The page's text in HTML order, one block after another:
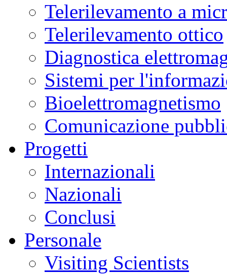
Telerilevamento a
Telerilevamento ottico
Diagnostica
Sistemi per
Bioelettromagnetismo
Comunicazione
Progetti
Internazionali
Nazionali
Conclusi
Personale
Visiting Scientists